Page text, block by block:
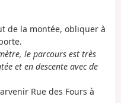
de la montée, obliquer à
le parcours est très
et en descente avec de
Rue des Fours à